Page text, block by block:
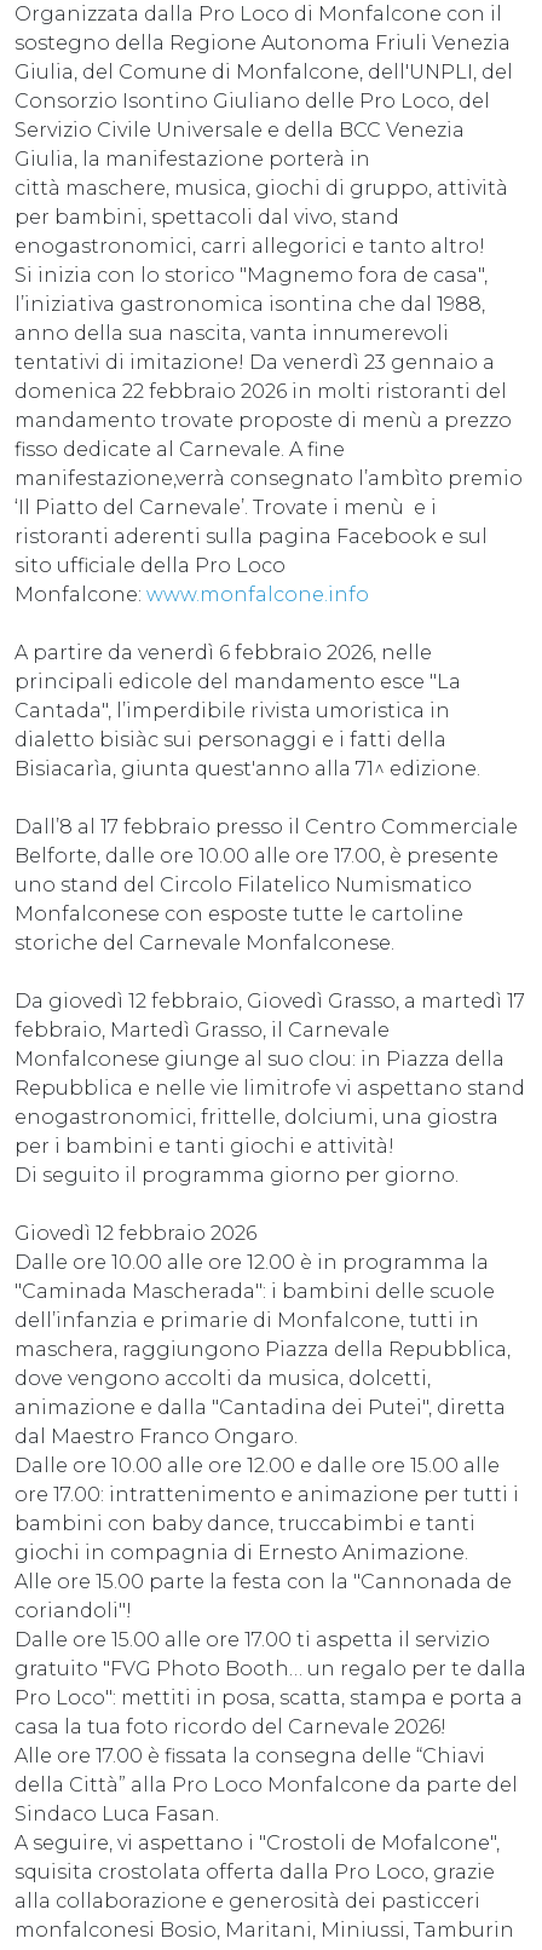
Organizzata dalla Pro Loco di Monfalcone con il
sostegno della Regione Autonoma Friuli Venezia
Giulia, del Comune di Monfalcone, dell'UNPLI, del
Consorzio Isontino Giuliano delle Pro Loco, del
Servizio Civile Universale e della BCC Venezia
Giulia, la manifestazione porterà in
città maschere, musica, giochi di gruppo, attività
per bambini, spettacoli dal vivo, stand
enogastronomici, carri allegorici e tanto altro!
Si inizia con lo storico "Magnemo fora de casa",
l’iniziativa gastronomica isontina che dal 1988,
anno della sua nascita, vanta innumerevoli
tentativi di imitazione! Da venerdì 23 gennaio a
domenica 22 febbraio 2026 in molti ristoranti del
mandamento trovate proposte di menù a prezzo
fisso dedicate al Carnevale. A fine
manifestazione,verrà consegnato l’ambìto premio
‘Il Piatto del Carnevale’. Trovate i menù e i
ristoranti aderenti sulla pagina Facebook e sul
sito ufficiale della Pro Loco
Monfalcone: www.monfalcone.info
A partire da venerdì 6 febbraio 2026, nelle
principali edicole del mandamento esce "La
Cantada", l’imperdibile rivista umoristica in
dialetto bisiàc sui personaggi e i fatti della
Bisiacarìa, giunta quest'anno alla 71^ edizione.
Dall’8 al 17 febbraio presso il Centro Commerciale
Belforte, dalle ore 10.00 alle ore 17.00, è presente
uno stand del Circolo Filatelico Numismatico
Monfalconese con esposte tutte le cartoline
storiche del Carnevale Monfalconese.
Da giovedì 12 febbraio, Giovedì Grasso, a martedì 17
febbraio, Martedì Grasso, il Carnevale
Monfalconese giunge al suo clou: in Piazza della
Repubblica e nelle vie limitrofe vi aspettano stand
enogastronomici, frittelle, dolciumi, una giostra
per i bambini e tanti giochi e attività!
Di seguito il programma giorno per giorno.
Giovedì 12 febbraio 2026
Dalle ore 10.00 alle ore 12.00 è in programma la
"Caminada Mascherada": i bambini delle scuole
dell’infanzia e primarie di Monfalcone, tutti in
maschera, raggiungono Piazza della Repubblica,
dove vengono accolti da musica, dolcetti,
animazione e dalla "Cantadina dei Putei", diretta
dal Maestro Franco Ongaro.
Dalle ore 10.00 alle ore 12.00 e dalle ore 15.00 alle
ore 17.00: intrattenimento e animazione per tutti i
bambini con baby dance, truccabimbi e tanti
giochi in compagnia di Ernesto Animazione.
Alle ore 15.00 parte la festa con la "Cannonada de
coriandoli"!
Dalle ore 15.00 alle ore 17.00 ti aspetta il servizio
gratuito "FVG Photo Booth… un regalo per te dalla
Pro Loco": mettiti in posa, scatta, stampa e porta a
casa la tua foto ricordo del Carnevale 2026!
Alle ore 17.00 è fissata la consegna delle “Chiavi
della Città” alla Pro Loco Monfalcone da parte del
Sindaco Luca Fasan.
A seguire, vi aspettano i "Crostoli de Mofalcone",
squisita crostolata offerta dalla Pro Loco, grazie
alla collaborazione e generosità dei pasticceri
monfalconesi Bosio, Maritani, Miniussi, Tamburin